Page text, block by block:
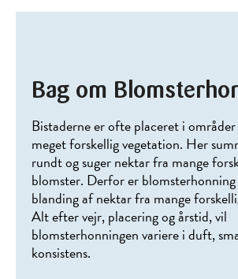
Bag om
Bistaderne er ofte placeret i
meget forskellig vegetation. Her
rundt og suger nektar fra mange
blomster. Derfor er
blanding af nektar fra mange
Alt efter vejr, placering og årstid, vil
blomsterhonningen variere i duft,
konsistens.